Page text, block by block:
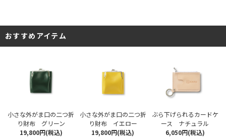
おすすめアイテム
小さな外がま口の二つ折
り財布 グリーン
19,800円(税込)
小さな外がま口の二つ折
り財布 イエロー
19,800円(税込)
ぶら下げられるカードケ
ース ナチュラル
6,050円(税込)